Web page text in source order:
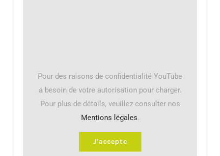
Pour des raisons de confidentialité YouTube
a besoin de votre autorisation pour charger.
Pour plus de détails, veuillez consulter nos
Mentions légales.
J'accepte